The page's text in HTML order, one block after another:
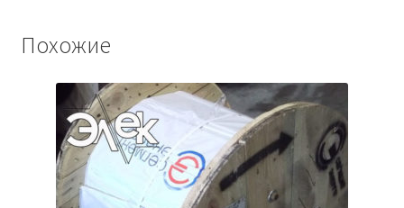
Похожие